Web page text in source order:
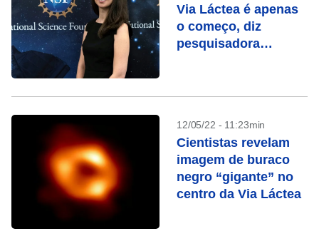
Via Láctea é apenas
o começo, diz
pesquisadora
12/05/22 - 11:23min
Cientistas revelam
imagem de buraco
negro “gigante” no
centro da Via Láctea